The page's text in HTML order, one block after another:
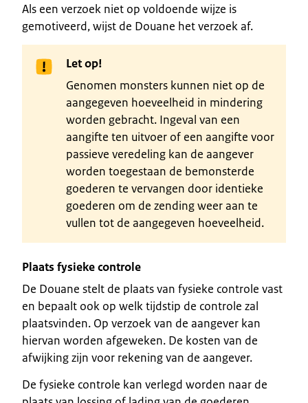
Als een verzoek niet op voldoende wijze is
gemotiveerd, wijst de Douane het verzoek af.
Let op!
Genomen monsters kunnen niet op de
aangegeven hoeveelheid in mindering
worden gebracht. Ingeval van een
aangifte ten uitvoer of een aangifte voor
passieve veredeling kan de aangever
worden toegestaan de bemonsterde
goederen te vervangen door identieke
goederen om de zending weer aan te
vullen tot de aangegeven hoeveelheid.
Plaats fysieke controle
De Douane stelt de plaats van fysieke controle vast
en bepaalt ook op welk tijdstip de controle zal
plaatsvinden. Op verzoek van de aangever kan
hiervan worden afgeweken. De kosten van de
afwijking zijn voor rekening van de aangever.
De fysieke controle kan verlegd worden naar de